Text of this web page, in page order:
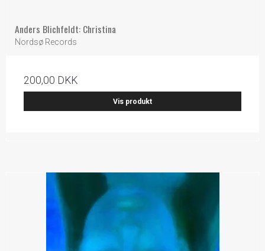
Anders Blichfeldt: Christina
Nordsø Records
200,00 DKK
Vis produkt